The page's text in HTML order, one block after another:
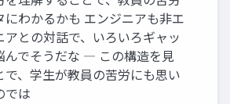
にわかるかも エンジニアも非エ
アとの対話で、いろいろギャッ
んでそうだな ― この構造を見
で、学生が教員の苦労にも思い
では